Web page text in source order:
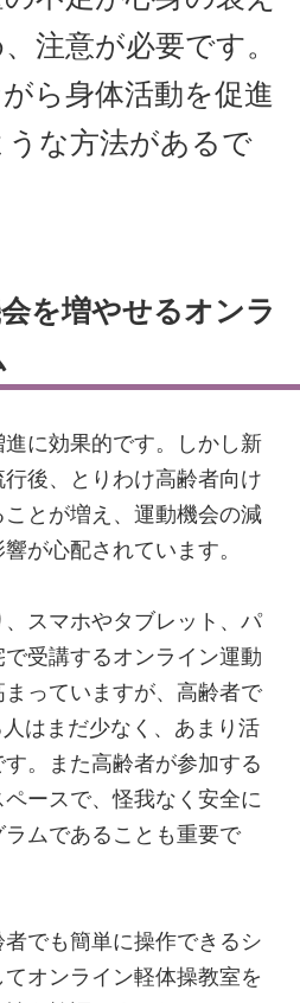
注意が必要です。
ら身体活動を促進
な方法があるで
を増やせるオンラ
に効果的です。しかし新
後、とりわけ高齢者向け
とが増え、運動機会の減
が心配されています。
スマホやタブレット、パ
受講するオンライン運動
っていますが、高齢者で
はまだ少なく、あまり活
。また高齢者が参加する
ースで、怪我なく安全に
ムであることも重要で
でも簡単に操作できるシ
オンライン軽体操教室を